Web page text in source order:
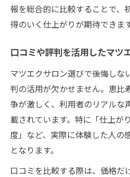
報を総合的に比較することで、
得のいく仕上がりが期待できます
口コミや評判を活用したマツ
マツエクサロン選びで後悔しな
判の活用が欠かせません。恵比
争が激しく、利用者のリアルな
載されています。特に「仕上が
度」など、実際に体験した人の
となります。
口コミを比較する際は、価格だ